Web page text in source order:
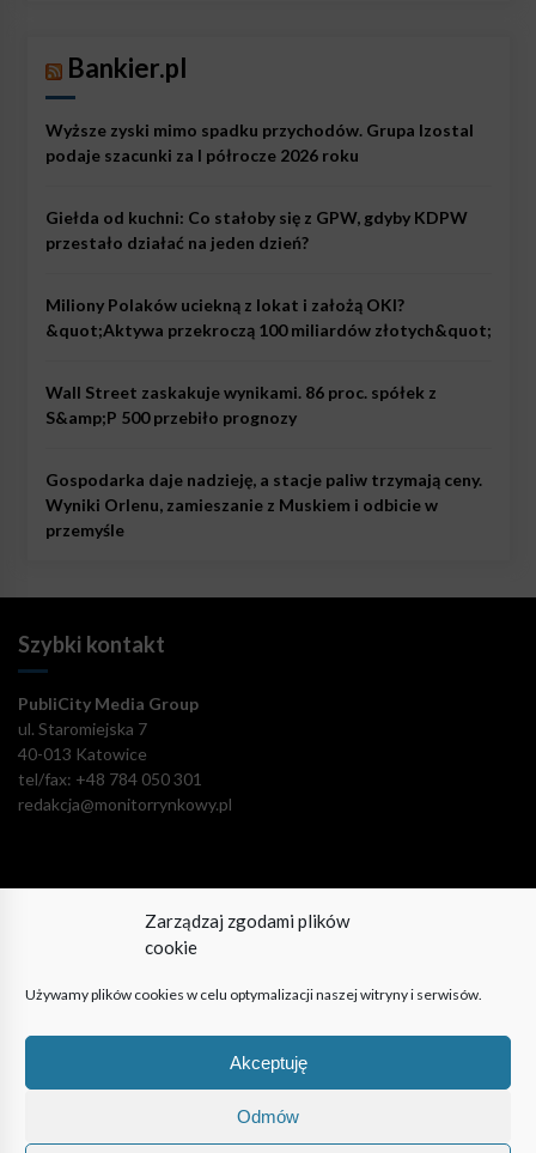
Zarządzaj zgodami plików
cookie
Używamy plików cookies w celu optymalizacji naszej witryny i serwisów.
Akceptuję
Odmów
Bankier.pl
Wyższe zyski mimo spadku przychodów. Grupa Izostal
podaje szacunki za I półrocze 2026 roku
Giełda od kuchni: Co stałoby się z GPW, gdyby KDPW
przestało działać na jeden dzień?
Miliony Polaków uciekną z lokat i założą OKI?
&quot;Aktywa przekroczą 100 miliardów złotych&quot;
Wall Street zaskakuje wynikami. 86 proc. spółek z
S&amp;P 500 przebiło prognozy
Gospodarka daje nadzieję, a stacje paliw trzymają ceny.
Wyniki Orlenu, zamieszanie z Muskiem i odbicie w
przemyśle
Szybki kontakt
PubliCity Media Group
ul. Staromiejska 7
40-013 Katowice
tel/fax: +48 784 050 301
redakcja@monitorrynkowy.pl
Pozostańmy w kontakcie!
© PubliCity Media Group 2009-2024. Wszystkie prawa
zastrzeżone. Korzystanie z portalu oznacza akceptację polityki